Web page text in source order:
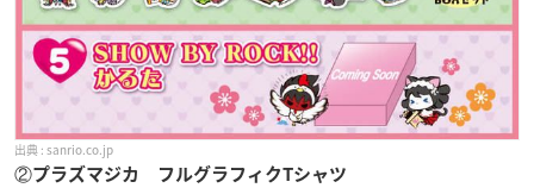
sanrio.co.jp
②プラズマジカ フルグラフィクTシャツ